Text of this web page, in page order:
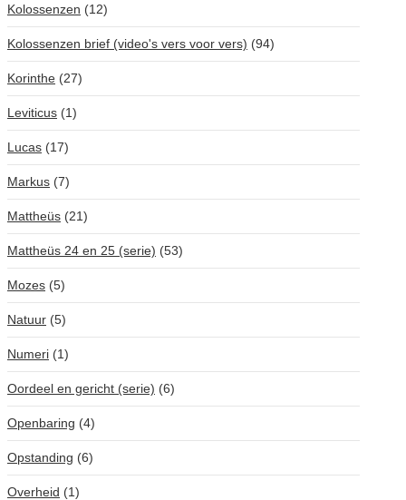
Kolossenzen (12)
Kolossenzen brief (video's vers voor vers) (94)
Korinthe (27)
Leviticus (1)
Lucas (17)
Markus (7)
Mattheüs (21)
Mattheüs 24 en 25 (serie) (53)
Mozes (5)
Natuur (5)
Numeri (1)
Oordeel en gericht (serie) (6)
Openbaring (4)
Opstanding (6)
Overheid (1)